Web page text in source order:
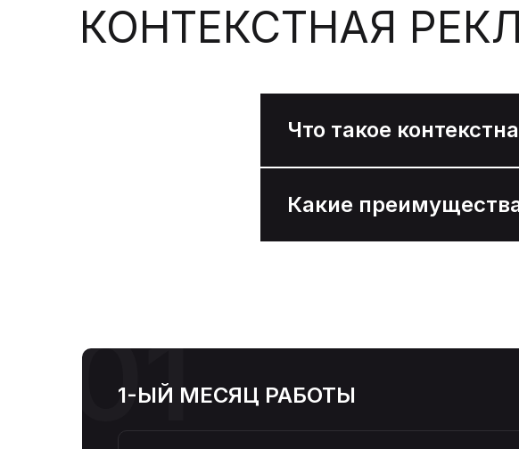
КОНТЕКСТНАЯ
Что такое
Какие
01
1-ЫЙ МЕСЯЦ РАБОТЫ